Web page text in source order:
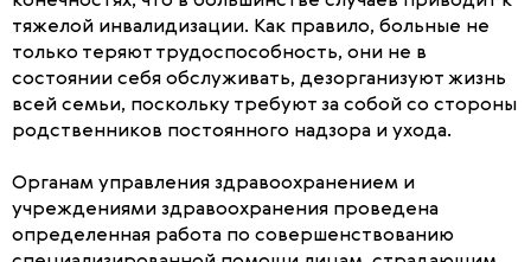
тяжелой инвалидизации. Как правило, больные не
только теряют трудоспособность, они не в
состоянии себя обслуживать, дезорганизуют жизнь
всей семьи, поскольку требуют за собой со стороны
родственников постоянного надзора и ухода.
Органам управления здравоохранением и
учреждениями здравоохранения проведена
определенная работа по совершенствованию